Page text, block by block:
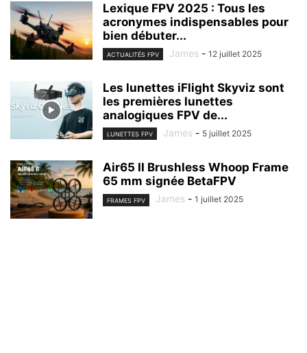
Lexique FPV 2025 : Tous les
acronymes indispensables pour
bien débuter...
ACTUALITÉS FPV James - 12 juillet 2025
Les lunettes iFlight Skyviz sont
les premières lunettes
analogiques FPV de...
LUNETTES FPV James - 5 juillet 2025
Air65 II Brushless Whoop Frame
65 mm signée BetaFPV
FRAMES FPV James - 1 juillet 2025